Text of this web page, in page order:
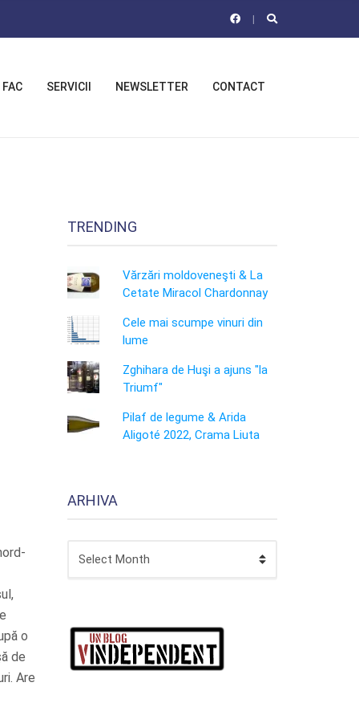
FAC SERVICII NEWSLETTER CONTACT
o
de
Are
TRENDING
Vărzări moldoveneşti & La
Cetate Miracol Chardonnay
Cele mai scumpe vinuri din
lume
Zghihara de Huşi a ajuns "la
Triumf"
Pilaf de legume & Arida
Aligoté 2022, Crama Liuta
ARHIVA